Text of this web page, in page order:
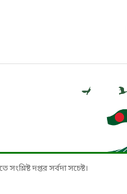
দপ্তর সর্বদা সচেষ্ট।